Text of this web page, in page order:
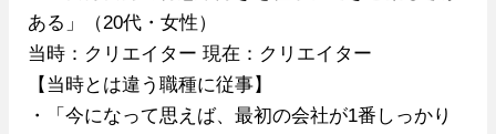
ある」（20代・女性）
当時：クリエイター 現在：クリエイター
【当時とは違う職種に従事】
・「今になって思えば、最初の会社が1番しっかり